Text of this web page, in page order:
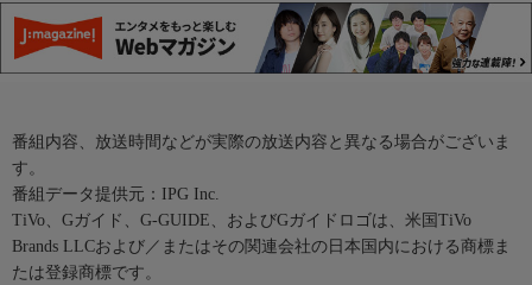
番組内容、放送時間などが実際の放送内容と異なる場合がございま
す。
番組データ提供元：IPG Inc.
TiVo、Gガイド、G-GUIDE、およびGガイドロゴは、米国TiVo
Brands LLCおよび／またはその関連会社の日本国内における商標ま
たは登録商標です。